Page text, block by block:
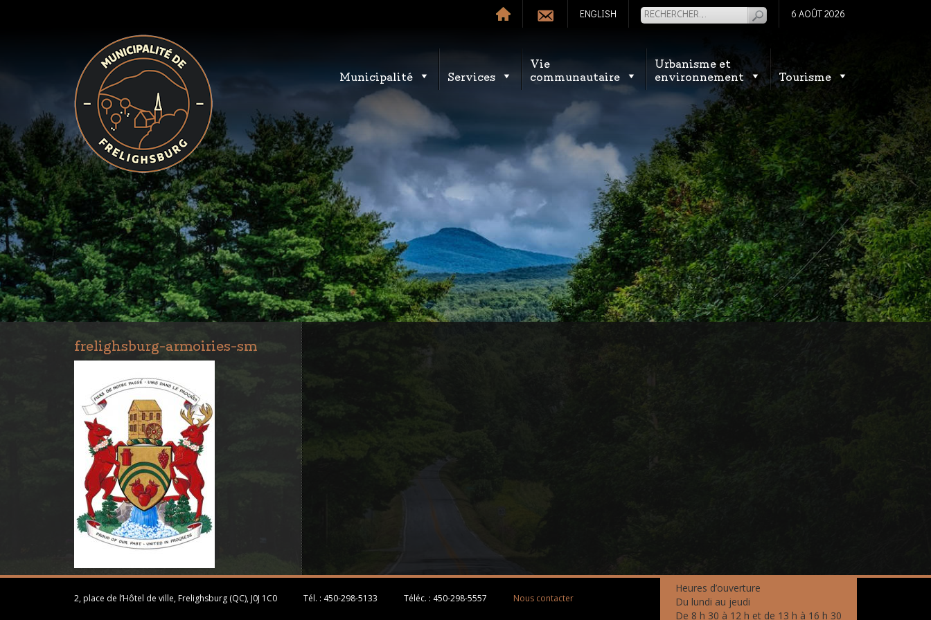
ENGLISH 6 AOÛT 2026
Municipalité Services
Vie
communautaire
Urbanisme et
environnement
Tourisme
frelighsburg-armoiries-sm
2, place de l’Hôtel de ville, Frelighsburg (QC), J0J 1C0 Tél. : 450-298-5133 Téléc. : 450-298-5557 Nous contacter
Heures d’ouverture
Du lundi au jeudi
De 8 h 30 à 12 h et de 13 h à 16 h 30